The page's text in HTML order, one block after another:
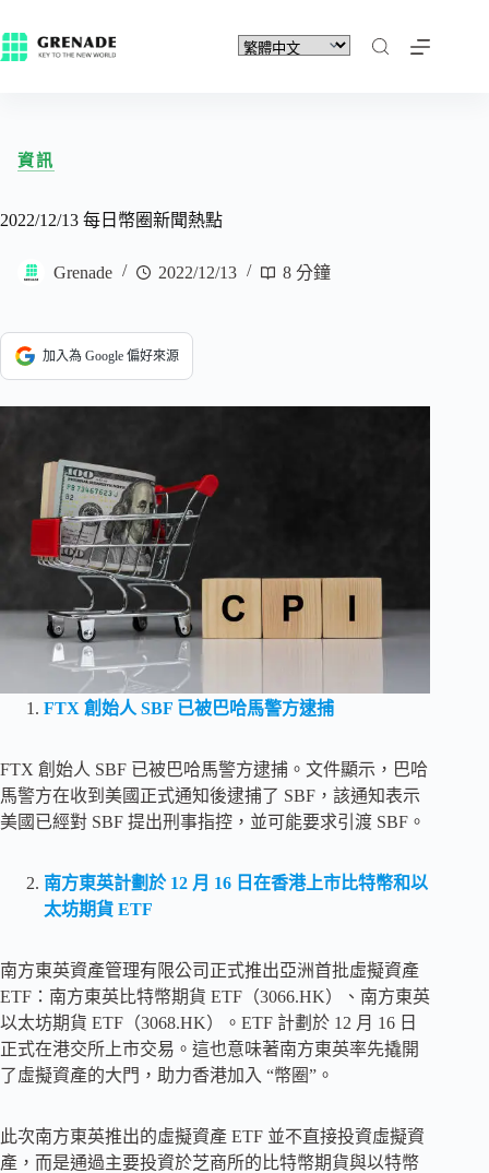
資訊
2022/12/13 每日幣圈新聞熱點
Grenade 2022/12/13 8 分鐘
加入為 Google 偏好來源
FTX 創始人 SBF 已被巴哈馬警方逮捕
FTX 創始人 SBF 已被巴哈馬警方逮捕。文件顯示，巴哈
馬警方在收到美國正式通知後逮捕了 SBF，該通知表示
美國已經對 SBF 提出刑事指控，並可能要求引渡 SBF。
南方東英計劃於 12 月 16 日在香港上市比特幣和以
太坊期貨 ETF
南方東英資產管理有限公司正式推出亞洲首批虛擬資產
ETF：南方東英比特幣期貨 ETF（3066.HK）、南方東英
以太坊期貨 ETF（3068.HK）。ETF 計劃於 12 月 16 日
正式在港交所上市交易。這也意味著南方東英率先撬開
了虛擬資產的大門，助力香港加入 “幣圈”。
此次南方東英推出的虛擬資產 ETF 並不直接投資虛擬資
產，而是通過主要投資於芝商所的比特幣期貨與以特幣